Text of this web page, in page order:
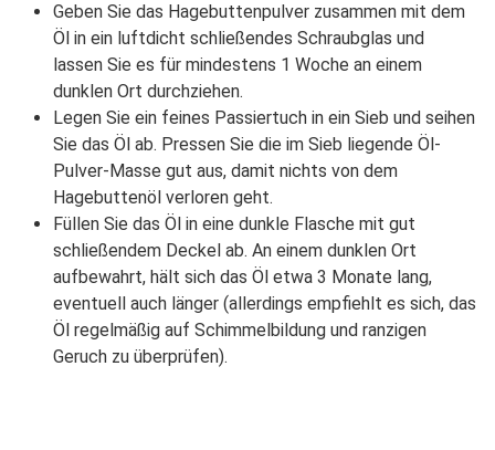
Geben Sie das Hagebuttenpulver zusammen mit dem
Öl in ein luftdicht schließendes Schraubglas und
lassen Sie es für mindestens 1 Woche an einem
dunklen Ort durchziehen.
Legen Sie ein feines Passiertuch in ein Sieb und seihen
Sie das Öl ab. Pressen Sie die im Sieb liegende Öl-
Pulver-Masse gut aus, damit nichts von dem
Hagebuttenöl verloren geht.
Füllen Sie das Öl in eine dunkle Flasche mit gut
schließendem Deckel ab. An einem dunklen Ort
aufbewahrt, hält sich das Öl etwa 3 Monate lang,
eventuell auch länger (allerdings empfiehlt es sich, das
Öl regelmäßig auf Schimmelbildung und ranzigen
Geruch zu überprüfen).